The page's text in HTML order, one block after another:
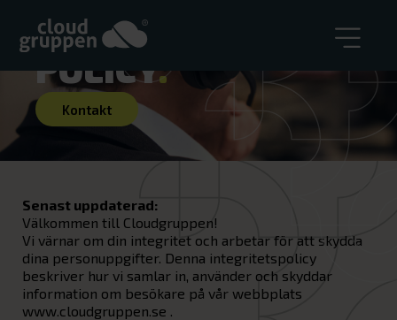
INTEGRITETS-
POLICY.
Kontakt
Senast uppdaterad:
Välkommen till Cloudgruppen!
Vi värnar om din integritet och arbetar för att skydda
dina personuppgifter. Denna integritetspolicy
beskriver hur vi samlar in, använder och skyddar
information om besökare på vår webbplats
www.cloudgruppen.se .